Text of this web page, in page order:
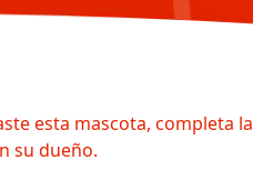
esta mascota, completa la
su dueño.